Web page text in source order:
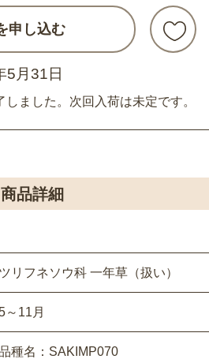
申し込む
5月31日
ました。次回入荷は未定です。
商品詳細
ツリフネソウ科 一年草（扱い）
～11月
種名：SAKIMP070